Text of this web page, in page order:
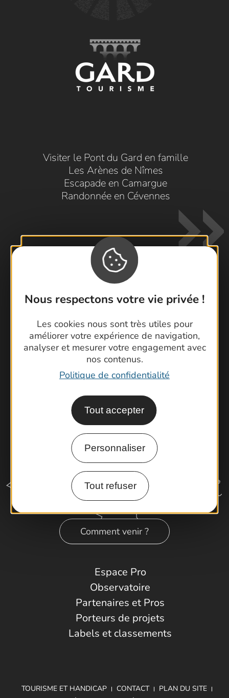
Nous respectons votre vie privée !
Les cookies nous sont très utiles pour
améliorer votre expérience de navigation,
analyser et mesurer votre engagement avec
nos contenus.
Politique de confidentialité
Tout accepter
Personnaliser
Tout refuser
Visiter le Pont du Gard en famille
Les Arènes de Nîmes
Escapade en Camargue
Randonnée en Cévennes
Contactez-nous !
Foire aux questions
Brochures
Cartoguides et Topoguides
Latitude Gard
Comment venir ?
Espace Pro
Observatoire
Partenaires et Pros
Porteurs de projets
Labels et classements
TOURISME ET HANDICAP CONTACT
PLAN DU SITE